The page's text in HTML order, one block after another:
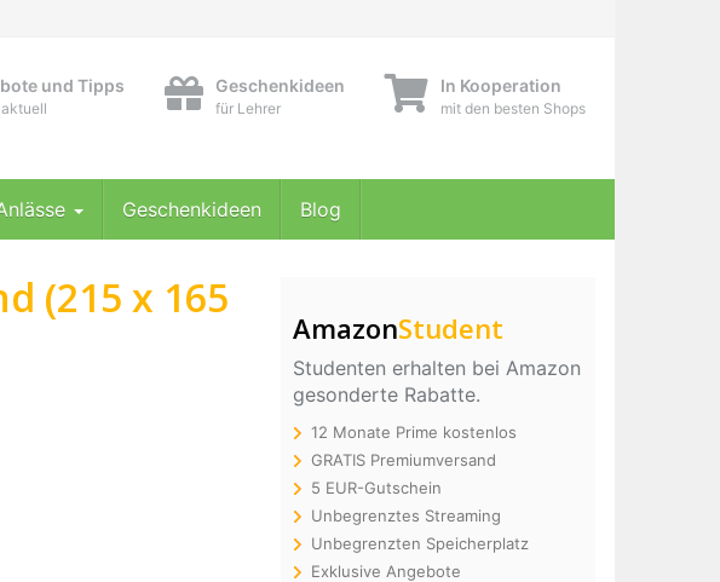
und Tipps Geschenkideen
für Lehrer
In Kooperation
mit den besten Shops
Geschenkideen Blog
(215 x 165
AmazonStudent
Studenten erhalten bei Amazon
gesonderte Rabatte.
12 Monate Prime kostenlos
GRATIS Premiumversand
5 EUR-Gutschein
Unbegrenztes Streaming
Unbegrenzten Speicherplatz
Exklusive Angebote